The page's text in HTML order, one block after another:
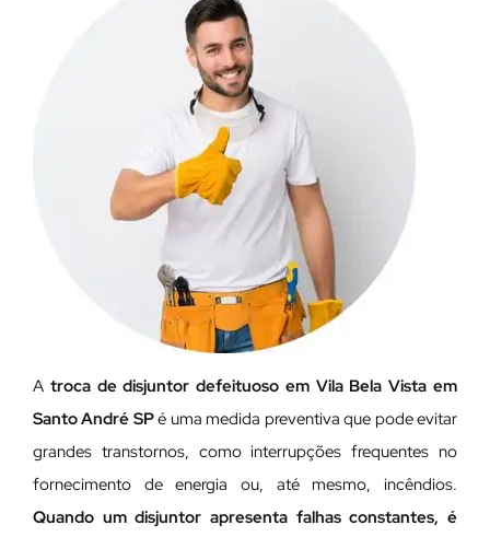
A troca de disjuntor defeituoso em Vila Bela Vista em
Santo André SPé uma medida preventiva que pode evitar
grandes transtornos, como interrupções frequentes no
fornecimento de energia ou, até mesmo, incêndios.
Quando um disjuntor apresenta falhas constantes, é